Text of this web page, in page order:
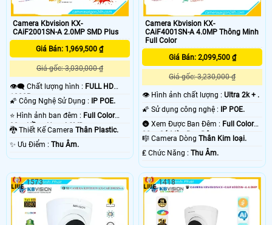
Camera Kbvision KX-
CAiF2001SN-A 2.0MP SMD Plus
Giá Bán: 1,969,500 ₫
Giá gốc: 3,030,000 ₫
👁️‍🗨 Chất lượng hình : FULL HD
1080P .
🌠 Công Nghệ Sử Dụng :
IP POE.
⭐ Hình ảnh ban đêm : Full Color
30m Hồng Ngoại SMD.
🐉️ Thiết Kế Camera Thân Plastic.
️✨ Ưu Điểm : Thu Âm.
Camera Kbvision KX-
CAiF4001SN-A 4.0MP Thông Minh
Full Color
Giá Bán: 2,099,500 ₫
Giá gốc: 3,230,000 ₫
👁 Hình ảnh chất lượng :Ultra 2k + .
🌠 Sử dụng công nghệ :
IP POE.
🌚 Xem Được Ban Đêm : Full Color
30m Có Màu Ban Ðêm.
🎼️ Camera DòngThân Kim loại.
️₤ Chức Năng :Thu Âm.
1573 1418